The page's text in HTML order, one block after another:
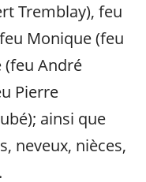
Tremblay), feu
Monique (feu
(feu André
Pierre
ainsi que
neveux, nièces,